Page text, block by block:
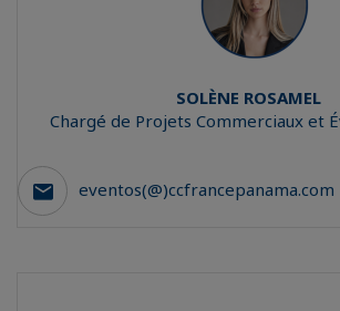
SOLÈNE ROSAMEL
Chargé de Projets Commerciaux et
eventos(@)ccfrancepanama.com